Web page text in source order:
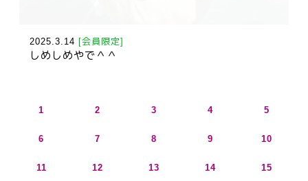
2025.3.14 [会員限定]
しめしめやで＾＾
1 2 3 4 5
6 7 8 9 10
11 12 13 14 15